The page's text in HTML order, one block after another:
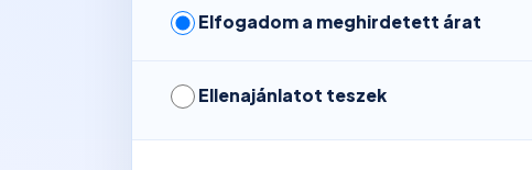
Elfogadom a meghirdetett árat
Ellenajánlatot teszek